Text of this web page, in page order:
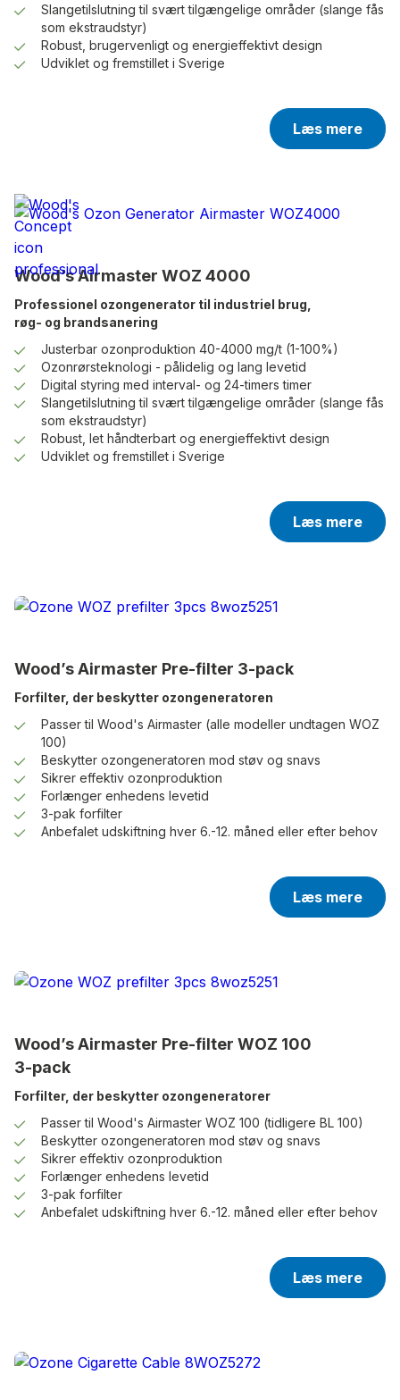
Slangetilslutning til svært tilgængelige områder (slange fås
som ekstraudstyr)
Robust, brugervenligt og energieffektivt design
Udviklet og fremstillet i Sverige
Læs mere
Wood’s Airmaster WOZ 4000
Professionel ozongenerator til industriel brug,
røg- og brandsanering
Justerbar ozonproduktion 40-4000 mg/t (1-100%)
Ozonrørsteknologi - pålidelig og lang levetid
Digital styring med interval- og 24-timers timer
Slangetilslutning til svært tilgængelige områder (slange fås
som ekstraudstyr)
Robust, let håndterbart og energieffektivt design
Udviklet og fremstillet i Sverige
Læs mere
Wood’s Airmaster Pre-filter 3-pack
Forfilter, der beskytter ozongeneratoren
Passer til Wood's Airmaster (alle modeller undtagen WOZ
100)
Beskytter ozongeneratoren mod støv og snavs
Sikrer effektiv ozonproduktion
Forlænger enhedens levetid
3-pak forfilter
Anbefalet udskiftning hver 6.-12. måned eller efter behov
Læs mere
Wood’s Airmaster Pre-filter WOZ 100
3-pack
Forfilter, der beskytter ozongeneratorer
Passer til Wood's Airmaster WOZ 100 (tidligere BL 100)
Beskytter ozongeneratoren mod støv og snavs
Sikrer effektiv ozonproduktion
Forlænger enhedens levetid
3-pak forfilter
Anbefalet udskiftning hver 6.-12. måned eller efter behov
Læs mere